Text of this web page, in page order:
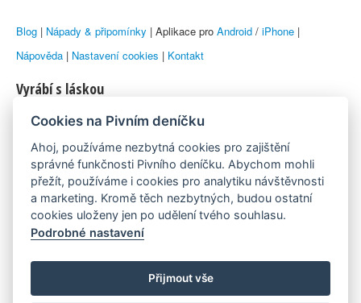
Blog | Nápady & připomínky | Aplikace pro Android / iPhone |
Nápověda | Nastavení cookies | Kontakt
Vyrábí s láskou
© 2010–2026 byLukáš Zemanaka Emka
Máme rádi
Pivní.info
Poznámka pod čarou
Pivní deníček je nezávislý zdroj, který není spjat s žádným
Cookies na Pivním deníčku
Ahoj, používáme nezbytná cookies pro zajištění
správné funkčnosti Pivního deníčku. Abychom mohli
přežít, používáme i cookies pro analytiku návštěvnosti
a marketing. Kromě těch nezbytných, budou ostatní
cookies uloženy jen po udělení tvého souhlasu.
Podrobné nastavení
Přijmout vše